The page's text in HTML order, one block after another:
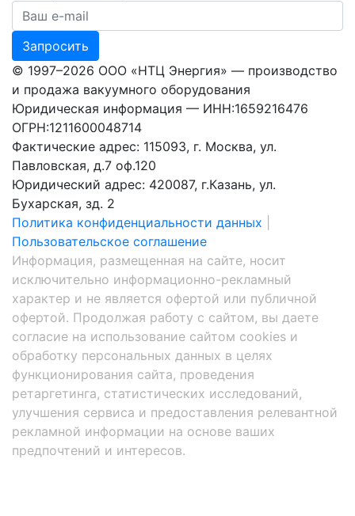
Ваш номер телефона
Запросить
© 1997–2026 ООО «НТЦ Энергия» — производство
и продажа вакуумного оборудования
Юридическая информация — ИНН:1659216476
ОГРН:1211600048714
Фактические адрес: 115093, г. Москва, ул.
Павловская, д.7 оф.120
Юридический адрес: 420087, г.Казань, ул.
Бухарская, зд. 2
Политика конфиденциальности данных
Пользовательское соглашение
Информация, размещенная на сайте, носит
исключительно информационно-рекламный
характер и не является офертой или публичной
офертой. Продолжая работу с сайтом, вы даете
согласие на использование сайтом cookies и
обработку персональных данных в целях
функционирования сайта, проведения
ретаргетинга, статистических исследований,
улучшения сервиса и предоставления релевантной
рекламной информации на основе ваших
предпочтений и интересов.